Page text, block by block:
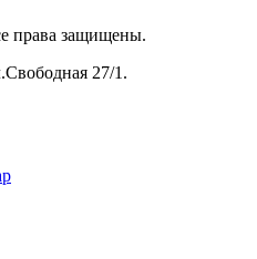
права защищены.
27/1.